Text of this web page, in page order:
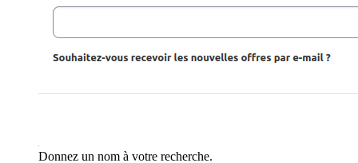
Donnez un nom à votre recherche.